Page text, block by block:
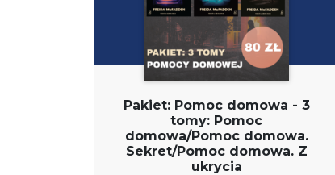
Pakiet: Pomoc domowa - 3
tomy: Pomoc
domowa/Pomoc domowa.
Sekret/Pomoc domowa. Z
ukrycia